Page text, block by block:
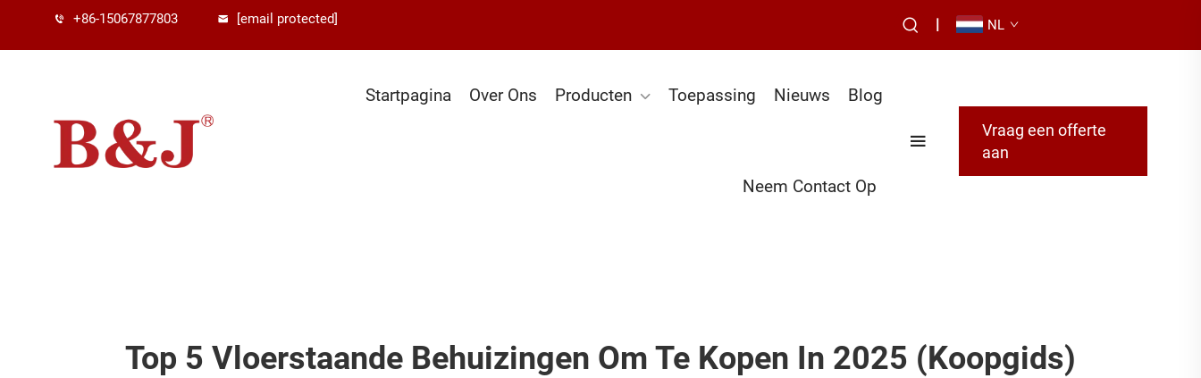
+86-15067877803 [email protected] | NL
Startpagina Over Ons Producten Toepassing Nieuws Blog
Neem Contact Op
Vraag een offerte
aan
Top 5 Vloerstaande Behuizingen Om Te Kopen In 2025 (Koopgids)